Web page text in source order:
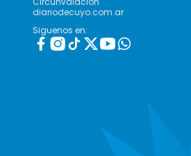
diariodecuyo.com.ar
Siguenos en: